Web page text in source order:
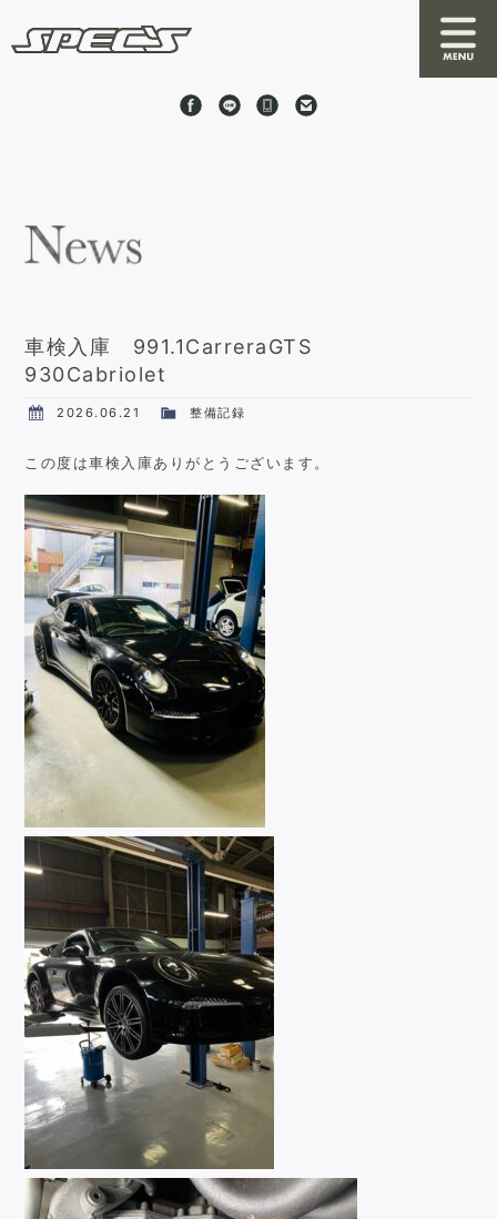
Online Shop
Shop Information
Contact
車検入庫 991.1CarreraGTS
930Cabriolet
2026.06.21 整備記録
この度は車検入庫ありがとうございます。